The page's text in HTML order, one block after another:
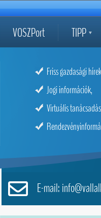
VOSZPort TIPP
Friss gazdasági
Jogi információk,
Virtuális
E-mail: